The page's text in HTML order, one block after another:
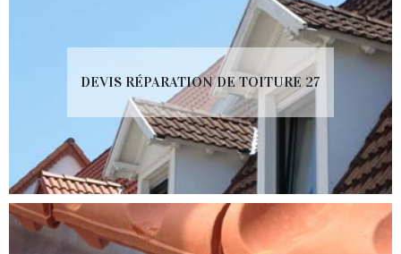
DEVIS RÉPARATION DE TOITURE 27